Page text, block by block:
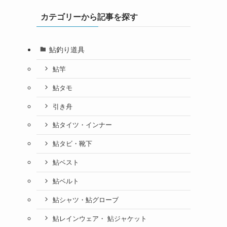
カテゴリーから記事を探す
鮎釣り道具
鮎竿
鮎タモ
引き舟
鮎タイツ・インナー
鮎タビ・靴下
鮎ベスト
鮎ベルト
鮎シャツ・鮎グローブ
鮎レインウェア・ 鮎ジャケット